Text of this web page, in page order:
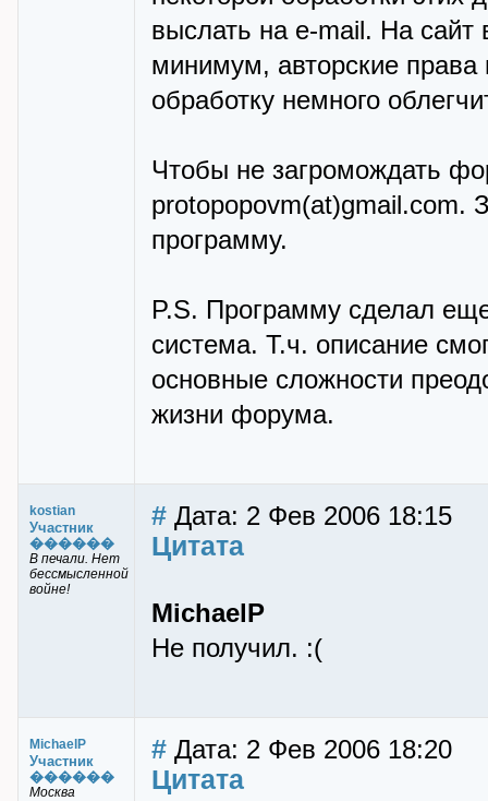
выслать на e-mail. На сайт
минимум, авторские
обработку немного
Чтобы не загромождать
protopopovm(at)gmail.com.
программу.
P.S. Программу сделал
система. Т.ч. описание
основные сложности
жизни форума.
kostian
Участник
������
В печали. Нет
бессмысленной
войне!
# Дата: 2 Фев 2006 18:15
Цитата
MichaelP
Не получил. :(
MichaelP
Участник
������
Москва
# Дата: 2 Фев 2006 18:20
Цитата